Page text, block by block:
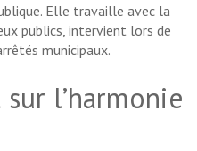
Elle travaille avec la
publics, intervient lors de
municipaux.
l’harmonie